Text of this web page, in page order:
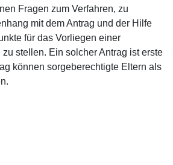
Fragen zum Verfahren, zu
mit dem Antrag und der Hilfe
für das Vorliegen einer
stellen. Ein solcher Antrag ist erste
können sorgeberechtigte Eltern als